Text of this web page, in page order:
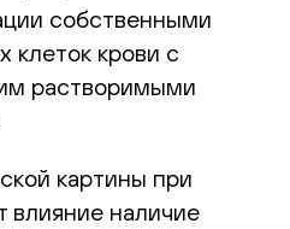
собственными
клеток крови с
растворимыми
картины при
влияние наличие